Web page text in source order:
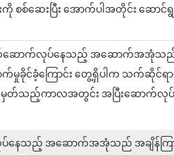
စစ်ဆေးပြီး အောက်ပါအတိုင်း ဆောင်
ောက်လုပ်နေသည့် အဆောက်အအုံသ
ခိုင်ခံ့ကြောင်း တွေ့ရှိပါက သက်ဆိုင်ရာ
တ်သည့်ကာလအတွင်း အပြီးဆောက်လုပ်
နေသည့် အဆောက်အအုံသည် အချိန်ကြာ